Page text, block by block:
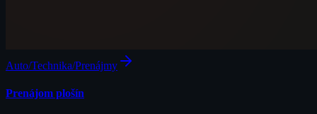
Auto/Technika/Prenájmy
Prenájom plošín